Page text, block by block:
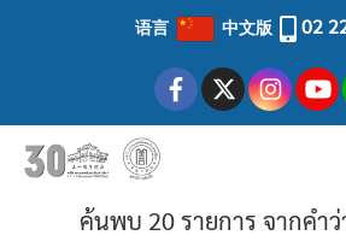
语言 中文版 02
ค้นพบ 20 รายการ จากคำว่